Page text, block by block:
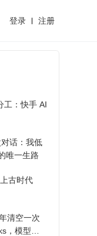
登录 注册
工：快手 AI
话：我低
唯一生路
古时代
清空一次
，模型自